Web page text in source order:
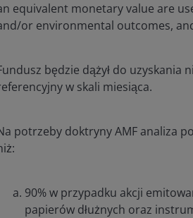
equivalent monetary value are
or environmental outcomes,
będzie dążył do
w skali miesiąca.
potrzeby doktryny AMF analiza
90% w przypadku akcji
papierów dłużnych oraz